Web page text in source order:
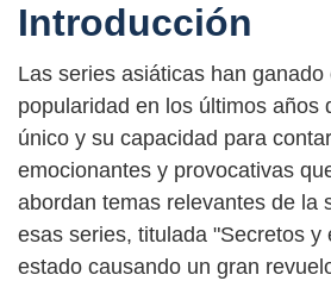
Introducción
Las series asiáticas han
popularidad en los últimos años
único y su capacidad para
emocionantes y provocativas
abordan temas relevantes de la
esas series, titulada "Secretos y
estado causando un gran